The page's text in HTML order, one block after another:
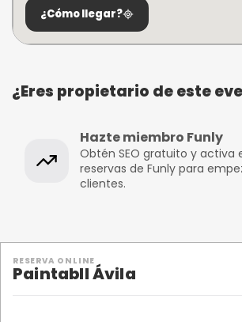
¿Cómo llegar?
¿Eres propietario de este
Hazte miembro Funly
Obtén SEO gratuito y activa
reservas de Funly para
clientes.
RESERVA ONLINE
Paintabll Ávila